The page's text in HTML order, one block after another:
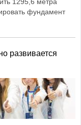
фундамент
развивается